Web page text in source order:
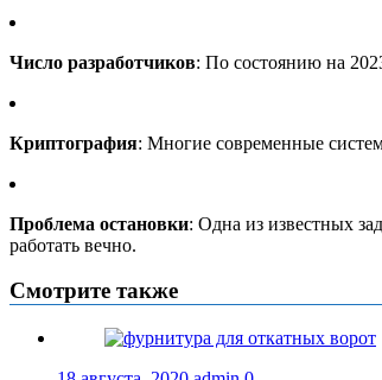
Число разработчиков: По состоянию на
Криптография: Многие современные
Проблема остановки: Одна из известных
работать вечно.
Смотрите также